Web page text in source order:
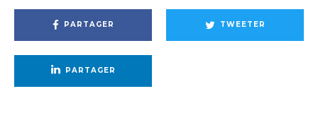
PARTAGER TWEETER
PARTAGER